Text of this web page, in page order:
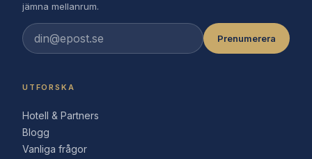
jämna mellanrum.
Prenumerera
UTFORSKA
Hotell & Partners
Blogg
Vanliga frågor